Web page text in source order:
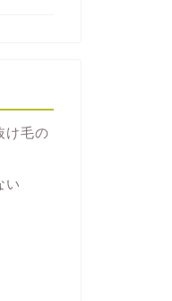
け毛の
い